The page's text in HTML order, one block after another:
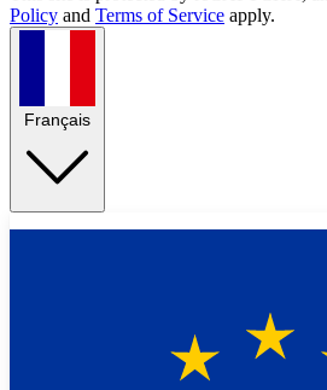
Policy and Terms of Service apply.
Français